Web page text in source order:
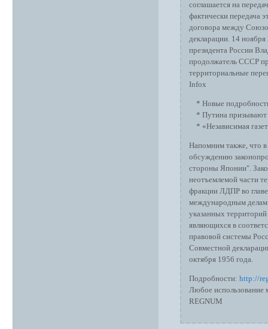
соглашается на
фактически передача
договора между
декларации. 14
президента России
продолжатель СССР
территориальные
Infox
* Новые
* Путина призывают
* «Независимая
Напомним также, что
обсуждению
стороны Японии".
неотъемлемой части
фракции ЛДПР во
международным делам
указанных
являющихся в
правовой системы
Совместной
октября 1956 года.
Подробности: http://
Любое использование
REGNUM